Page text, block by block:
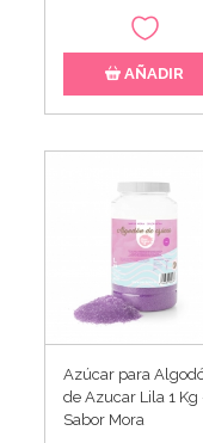
AÑADIR
Azúcar para
de Azucar Lila 1 Kg
Sabor Mora